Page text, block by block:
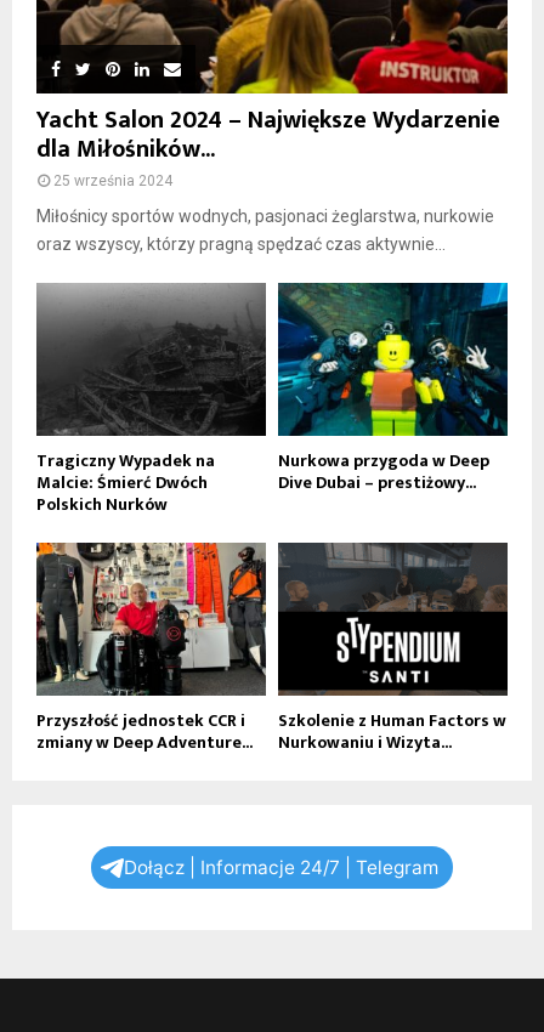
Yacht Salon 2024 – Największe Wydarzenie
dla Miłośników...
25 września 2024
Miłośnicy sportów wodnych, pasjonaci żeglarstwa, nurkowie
oraz wszyscy, którzy pragną spędzać czas aktywnie...
Tragiczny Wypadek na
Malcie: Śmierć Dwóch
Polskich Nurków
Nurkowa przygoda w Deep
Dive Dubai – prestiżowy...
Przyszłość jednostek CCR i
zmiany w Deep Adventure...
Szkolenie z Human Factors w
Nurkowaniu i Wizyta...
Dołącz | Informacje 24/7 | Telegram